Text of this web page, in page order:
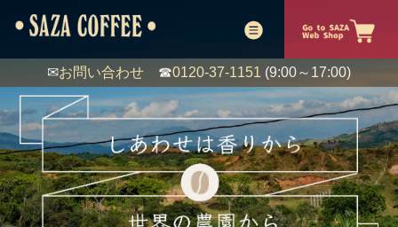
✉お問い合わせ ☎0120-37-1151 (9:00～17:00)